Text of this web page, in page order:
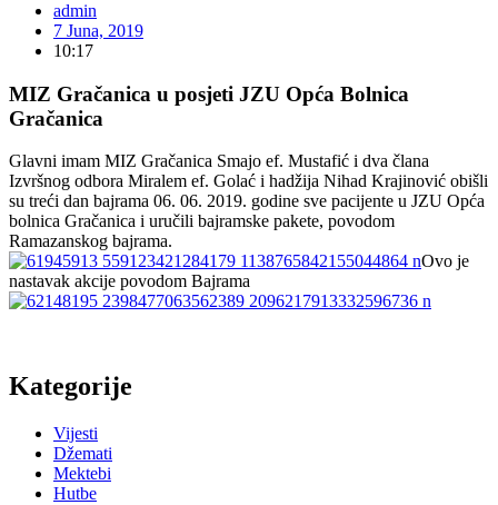
admin
7 Juna, 2019
10:17
MIZ Gračanica u posjeti JZU Opća Bolnica
Gračanica
Glavni imam MIZ Gračanica Smajo ef. Mustafić i dva člana
Izvršnog odbora Miralem ef. Golać i hadžija Nihad Krajinović obišli
su treći dan bajrama 06. 06. 2019. godine sve pacijente u JZU Opća
bolnica Gračanica i uručili bajramske pakete, povodom
Ramazanskog bajrama.
Ovo je
nastavak akcije povodom Bajrama
Kategorije
Vijesti
Džemati
Mektebi
Hutbe